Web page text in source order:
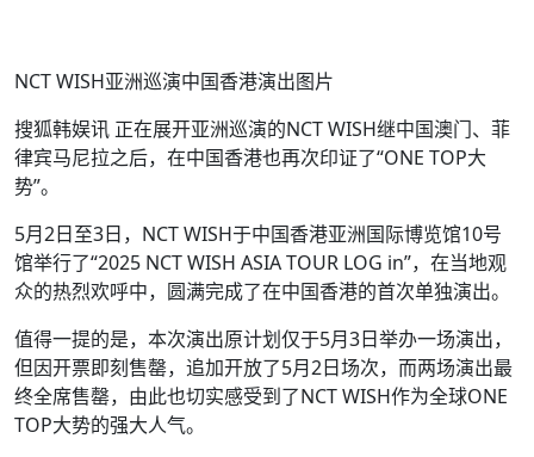
NCT WISH亚洲巡演中国香港演出图片
搜狐韩娱讯 正在展开亚洲巡演的NCT WISH继中国澳门、菲
律宾马尼拉之后，在中国香港也再次印证了“ONE TOP大
势”。
5月2日至3日，NCT WISH于中国香港亚洲国际博览馆10号
馆举行了“2025 NCT WISH ASIA TOUR LOG in”，在当地观
众的热烈欢呼中，圆满完成了在中国香港的首次单独演出。
值得一提的是，本次演出原计划仅于5月3日举办一场演出，
但因开票即刻售罄，追加开放了5月2日场次，而两场演出最
终全席售罄，由此也切实感受到了NCT WISH作为全球ONE
TOP大势的强大人气。